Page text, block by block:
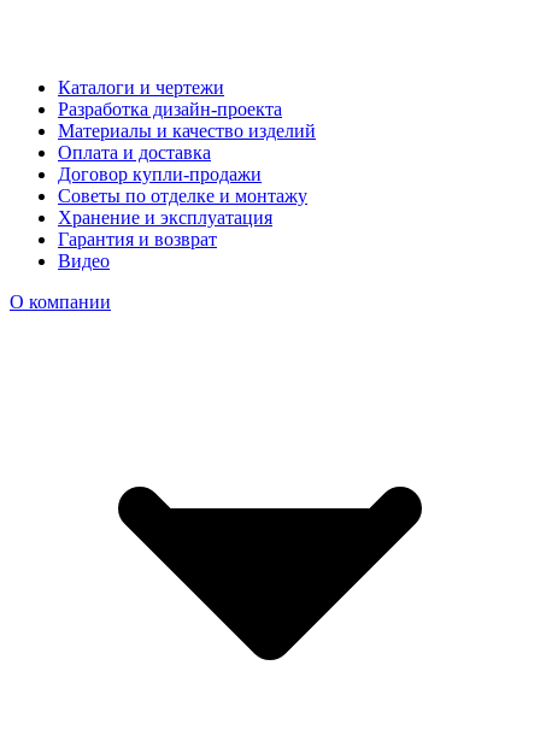
Каталоги и чертежи
Разработка дизайн-проекта
Материалы и качество изделий
Оплата и доставка
Договор купли-продажи
Советы по отделке и монтажу
Хранение и эксплуатация
Гарантия и возврат
Видео
О компании